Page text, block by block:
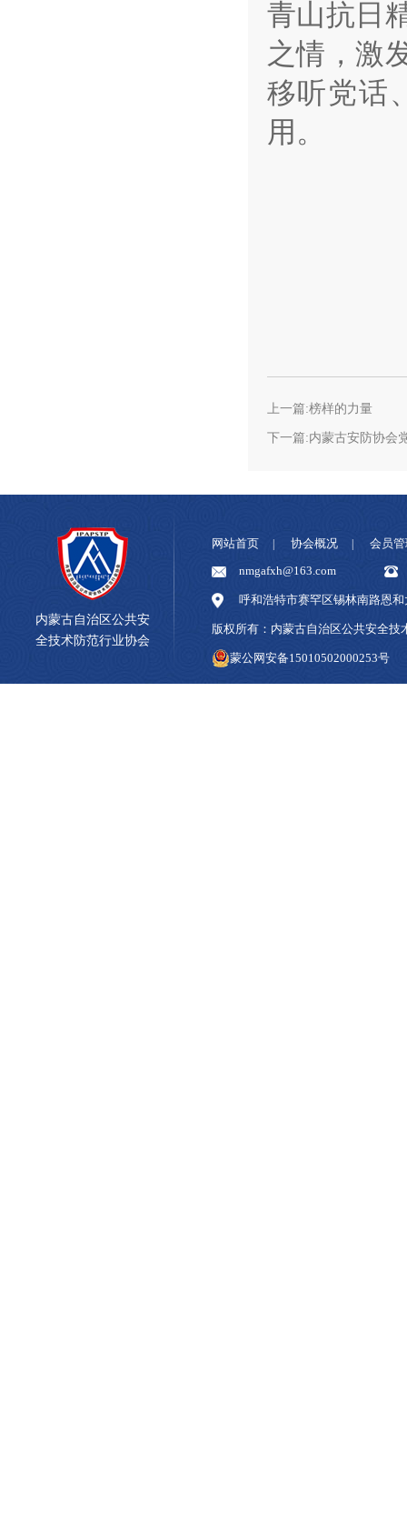
青山抗日
之情，激
移听党话
用。
上一篇:榜样的力量
下一篇:内蒙古安防协会
内蒙古自治区公共安
全技术防范行业协会
网站首页 协会概况
会员管
nmgafxh@163.com
呼和浩特市赛罕区锡林南路恩和
版权所有：内蒙古自治区公共安
蒙公网安备15010502000253号